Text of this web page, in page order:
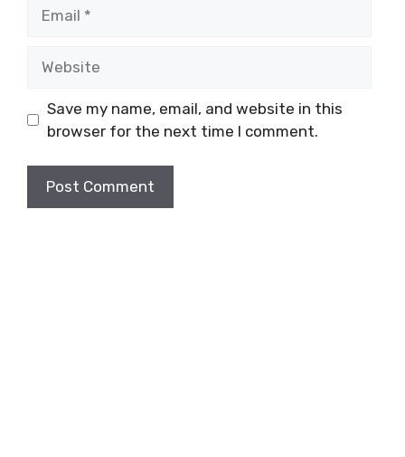
Save my name, email, and website in this
browser for the next time I comment.